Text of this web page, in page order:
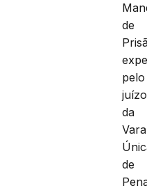
de
pelo
juízo
da
Vara
de